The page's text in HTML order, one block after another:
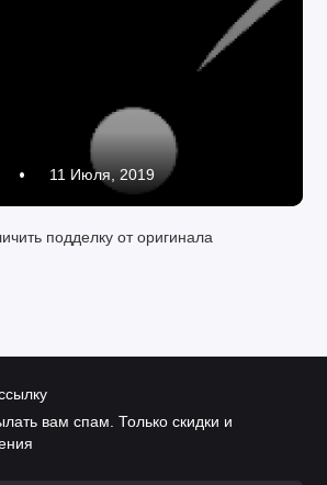
11 Июля, 2019
подделку от оригинала
вам спам. Только скидки и